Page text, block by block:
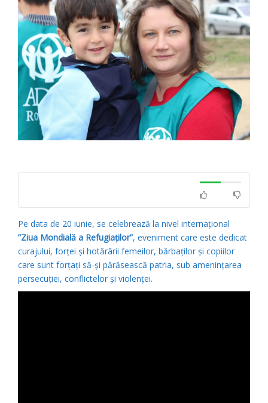
Pe data de 20 iunie, se celebrează la nivel internațional
”Ziua Mondială a Refugiaților”, eveniment care este dedicat
curajului, forței și hotărârii femeilor, bărbaților și copiilor
care sunt forțați să-și părăsească patria, sub amenințarea
persecuției, conflictelor și violenței.